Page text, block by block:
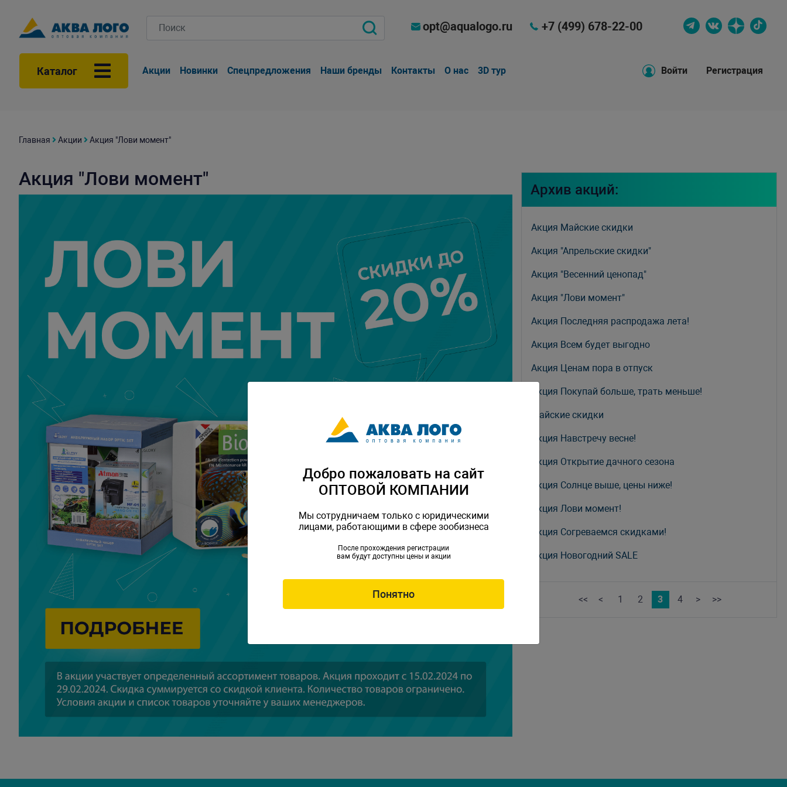
opt@aqualogo.ru +7 (499) 678-22-00
Каталог Акции Новинки Спецпредложения Наши бренды Контакты О нас 3D тур Войти Регистрация
Главная Акции Акция "Лови момент"
Акция "Лови момент" Архив акций:
Акция Майские скидки
Акция "Апрельские скидки"
Акция "Весенний ценопад"
Акция "Лови момент"
Акция Последняя распродажа лета!
Акция Всем будет выгодно
Акция Ценам пора в отпуск
Акция Покупай больше, трать меньше!
Майские скидки
Акция Навстречу весне!
Акция Открытие дачного сезона
Акция Солнце выше, цены ниже!
Акция Лови момент!
Акция Согреваемся скидками!
Акция Новогодний SALE
<< < 1 2 3 4 > >>
Добро пожаловать на сайт
ОПТОВОЙ КОМПАНИИ
Мы сотрудничаем только с юридическими
лицами, работающими в сфере зообизнеса
После прохождения регистрации
вам будут доступны цены и акции
Понятно